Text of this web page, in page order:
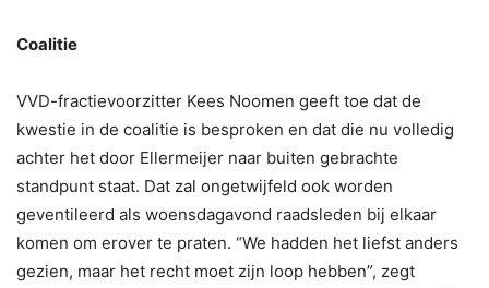
Coalitie
VVD-fractievoorzitter Kees Noomen geeft toe dat de
kwestie in de coalitie is besproken en dat die nu volledig
achter het door Ellermeijer naar buiten gebrachte
standpunt staat. Dat zal ongetwijfeld ook worden
geventileerd als woensdagavond raadsleden bij elkaar
komen om erover te praten. “We hadden het liefst anders
gezien, maar het recht moet zijn loop hebben”, zegt